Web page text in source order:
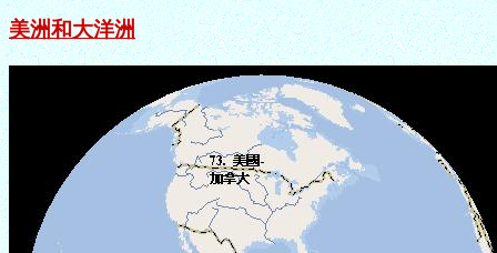
美洲和大洋洲